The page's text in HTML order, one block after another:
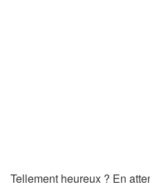
Tellement heureux ? En